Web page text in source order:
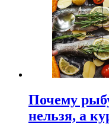
Почему
нельзя, а